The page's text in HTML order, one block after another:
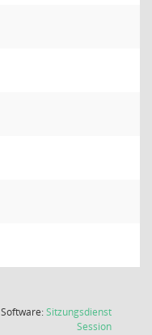
Software:Sitzungsdienst
Session(Wird in